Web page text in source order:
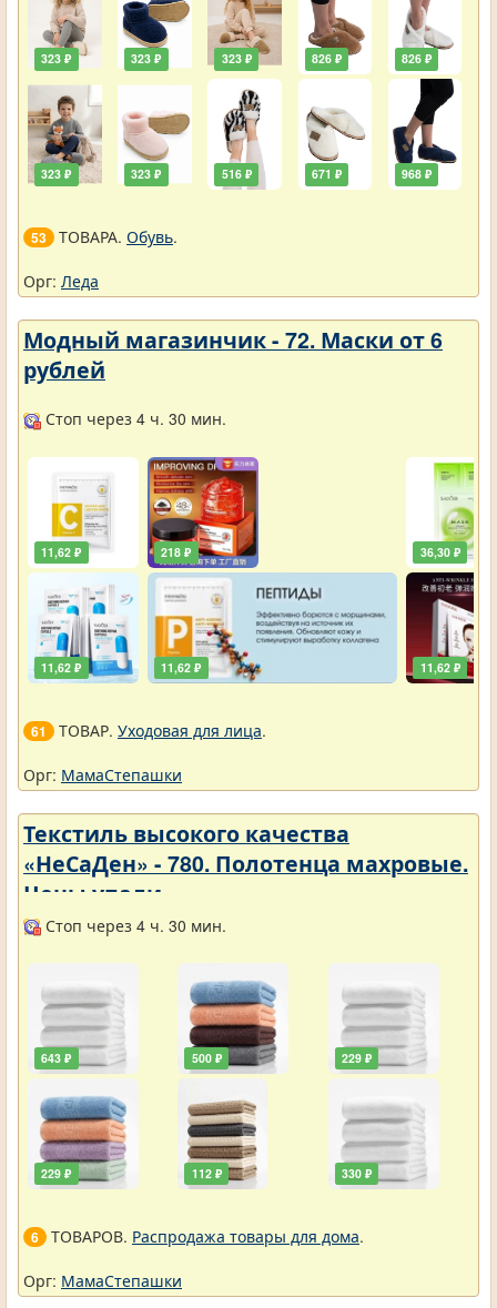
323 ₽
323 ₽
323 ₽
323 ₽
323 ₽
516 ₽
826 ₽
671 ₽
826 ₽
968 ₽
53 ТОВАРА. Обувь.
Орг: Леда
Модный магазинчик - 72. Маски от 6
рублей
Стоп через 4 ч. 30 мин.
11,62 ₽
11,62 ₽
218 ₽
11,62 ₽
36,30 ₽
11,62 ₽
61 ТОВАР. Уходовая для лица.
Орг: МамаСтепашки
Текстиль высокого качества
«НеСаДен» - 780. Полотенца махровые.
Цены упали
Стоп через 4 ч. 30 мин.
643 ₽
229 ₽
500 ₽
112 ₽
229 ₽
330 ₽
6 ТОВАРОВ. Распродажа товары для дома.
Орг: МамаСтепашки